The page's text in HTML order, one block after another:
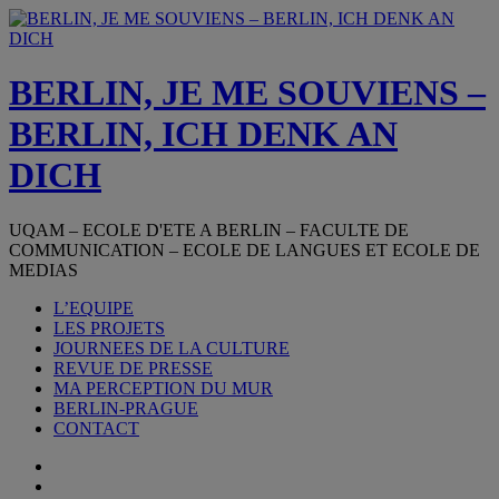
Aller
au
BERLIN, JE ME SOUVIENS –
BERLIN, ICH DENK AN
DICH
UQAM – ECOLE D'ETE A BERLIN – FACULTE DE
COMMUNICATION – ECOLE DE LANGUES ET ECOLE DE
MEDIAS
L’EQUIPE
LES PROJETS
JOURNEES DE LA CULTURE
REVUE DE PRESSE
MA PERCEPTION DU MUR
BERLIN-PRAGUE
CONTACT